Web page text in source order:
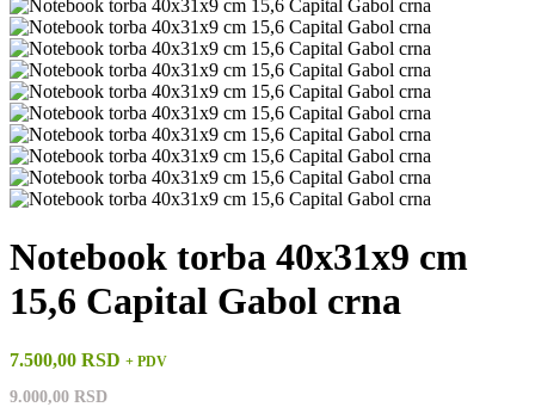
Notebook torba 40x31x9 cm
15,6 Capital Gabol crna
7.500,00 RSD + PDV
9.000,00 RSD